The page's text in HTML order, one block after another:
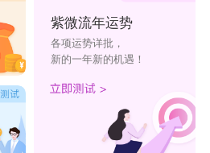
紫微流年运势
各项运势详批，
新的一年新的机遇！